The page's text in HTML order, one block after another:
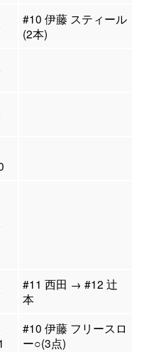
#10 伊藤 スティール
(2本)
#11 西田 → #12 辻
本
#10 伊藤 フリースロ
ー○(3点)